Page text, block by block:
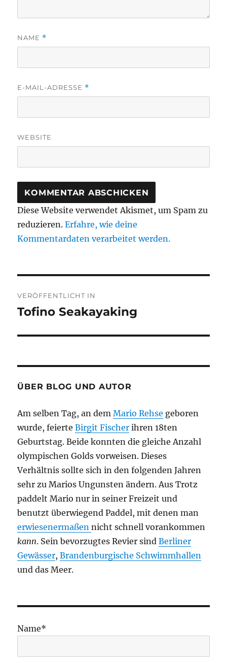
NAME *
E-MAIL-ADRESSE *
WEBSITE
Diese Website verwendet Akismet, um Spam zu
reduzieren.Erfahre, wie deine
Kommentardaten verarbeitet werden.
VERÖFFENTLICHT IN
Tofino Seakayaking
ÜBER BLOG UND AUTOR
Am selben Tag, an demMario Rehse geboren
wurde, feierteBirgit Fischer ihren 18ten
Geburtstag. Beide konnten die gleiche Anzahl
olympischen Golds vorweisen. Dieses
Verhältnis sollte sich in den folgenden Jahren
sehr zu Marios Ungunsten ändern. Aus Trotz
paddelt Mario nur in seiner Freizeit und
benutzt überwiegend Paddel, mit denen man
erwiesenermaßennicht schnell vorankommen
kann. Sein bevorzugtes Revier sindBerliner
Gewässer,Brandenburgische Schwimmhallen
und das Meer.
Name*